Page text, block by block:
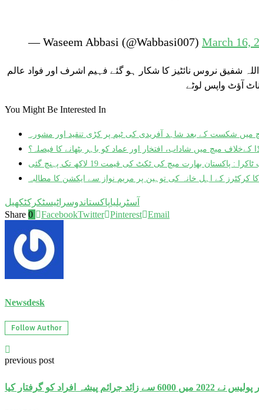
— Waseem Abbasi (@Wabbasi007) March 16,
2کھلاڑی آؤٹ پر شروع کی توعبداللہ شفیق نروس نائٹیز کا شکار ہو گئے فہیم اشرف اور فواد عالم
آؤٹ واپس لوٹے
You Might Be Interested In
میں شکست کے بعد شاہد آفریدی کی ٹیم پر کڑی تنقید اور مشورہ
کےخلاف میچ میں شاداب، افتخار اور عماد کو باہر بٹھانے کا فیصلہ؟
: پاکستان بھارت میچ کی ٹکٹ کی قیمت 19 لاکھ تک پہنچ گئی
کرکٹرز کے اہل خانہ کی توہین پر مریم نواز سے ایکشن کا مطالبہ
آسٹریلیاپاکستاندوسراٹیسٹکرکٹکھیل
Share 0 FacebookTwitter Pinterest Email
Newsdesk
Follow Author
previous post
6000 سے زائد جرائم پیشہ افراد کو گرفتار کیا